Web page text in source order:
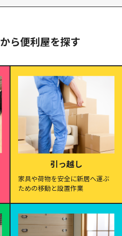
から便利屋を探す
引っ越し
家具や荷物を安全に新居へ運ぶ
ための移動と設置作業